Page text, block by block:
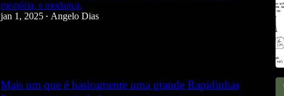
memória, e mudança.
jan 1, 2025 • Angelo Dias
Mais um que é basicamente uma grande Rapidinhas